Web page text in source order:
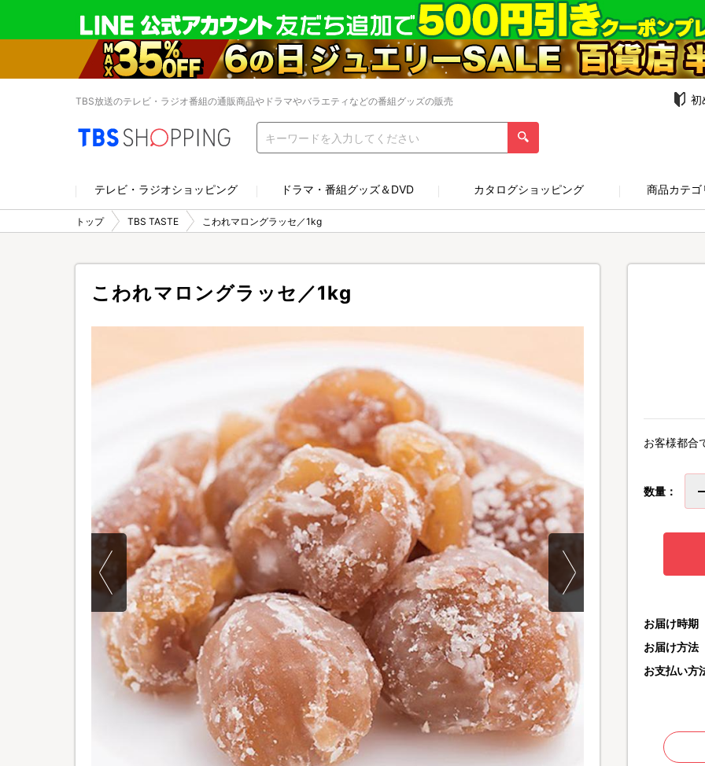
TBS放送のテレビ・ラジオ番組の通販商品やドラマやバラエティなどの番組グッズの販売 初
テレビ・ラジオショッピング ドラマ・番組グッズ＆DVD カタログショッピング 商品カテ
トップ TBS TASTE こわれマロングラッセ／1kg
こわれマロングラッセ／1kg
お客様都合
数量：
お届け時
お届け方
お支払い方